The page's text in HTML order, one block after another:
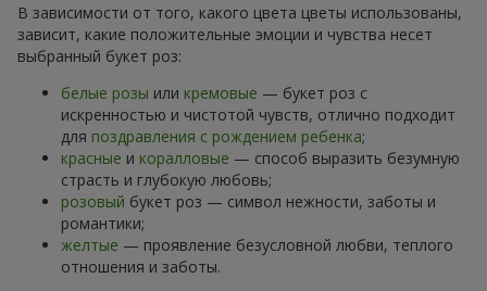
В зависимости от того, какого цвета цветы использованы,
зависит, какие положительные эмоции и чувства несет
выбранный букет роз:
белые розы или кремовые — букет роз с
искренностью и чистотой чувств, отлично подходит
для поздравления с рождением ребенка;
красные и коралловые — способ выразить безумную
страсть и глубокую любовь;
розовый букет роз — символ нежности, заботы и
романтики;
желтые — проявление безусловной любви, теплого
отношения и заботы.